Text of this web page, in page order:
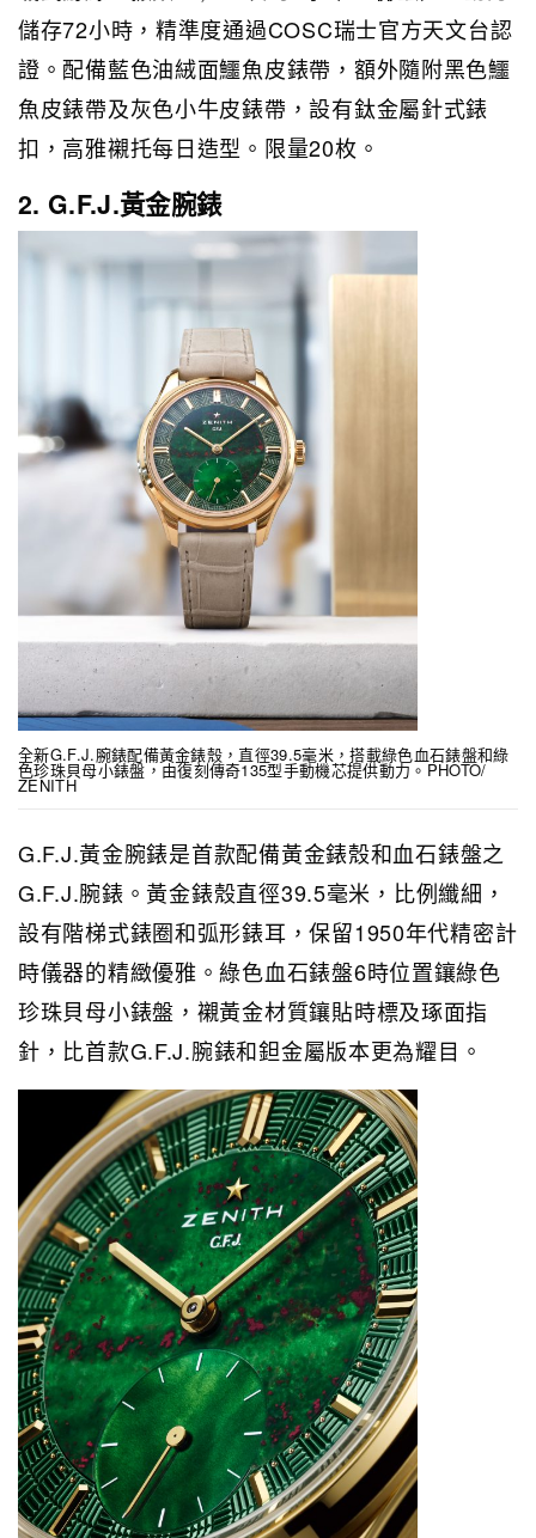
儲存72小時，精準度通過COSC瑞士官方天文台認
證。配備藍色油絨面鱷魚皮錶帶，額外隨附黑色鱷
魚皮錶帶及灰色小牛皮錶帶，設有鈦金屬針式錶
扣，高雅襯托每日造型。限量20枚。
2. G.F.J.黃金腕錶
全新G.F.J.腕錶配備黃金錶殼，直徑39.5毫米，搭載綠色血石錶盤和綠
色珍珠貝母小錶盤，由復刻傳奇135型手動機芯提供動力。PHOTO/
ZENITH
G.F.J.黃金腕錶是首款配備黃金錶殼和血石錶盤之
G.F.J.腕錶。黃金錶殼直徑39.5毫米，比例纖細，
設有階梯式錶圈和弧形錶耳，保留1950年代精密計
時儀器的精緻優雅。綠色血石錶盤6時位置鑲綠色
珍珠貝母小錶盤，襯黃金材質鑲貼時標及琢面指
針，比首款G.F.J.腕錶和鉭金屬版本更為耀目。